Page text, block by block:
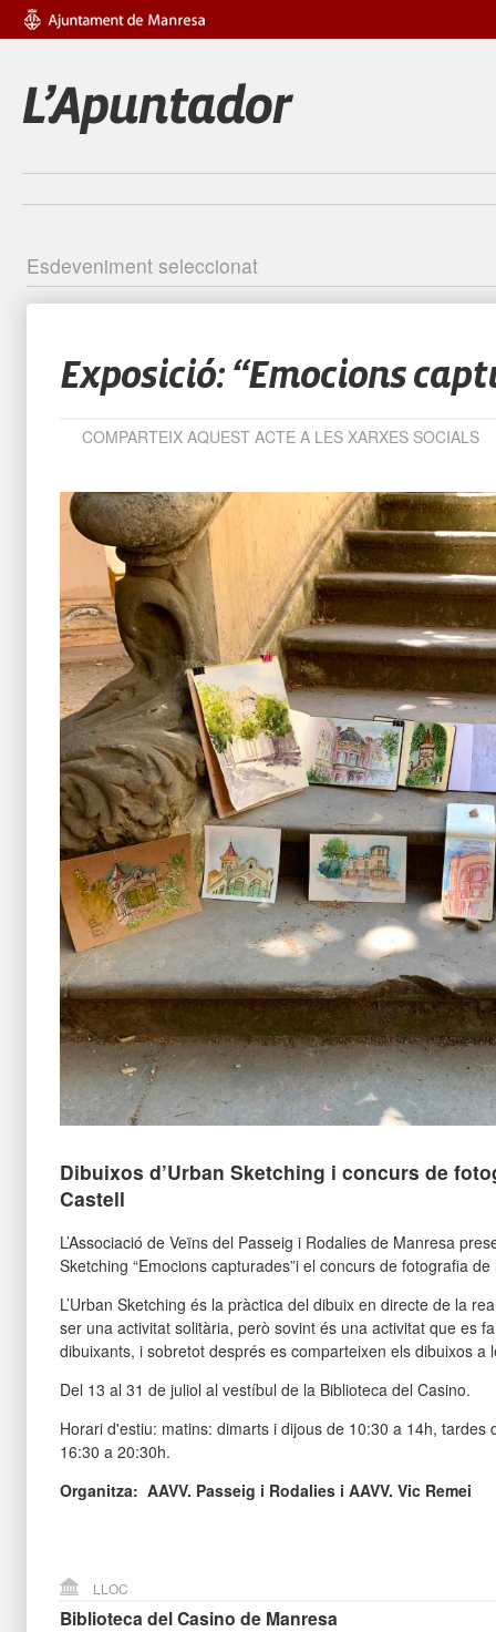
Esdeveniment seleccionat
Exposició: “Emocions
COMPARTEIX AQUEST ACTE A LES XARXES SOCIALS
Dibuixos d’Urban Sketching i concurs de
Castell
L’Associació de Veïns del Passeig i Rodalies de Manresa
Sketching “Emocions capturades”i el concurs de fotografia
L’Urban Sketching és la pràctica del dibuix en directe de la
ser una activitat solitària, però sovint és una activitat que es
dibuixants, i sobretot després es comparteixen els dibuixos a
Del 13 al 31 de juliol al vestíbul de la Biblioteca del Casino.
Horari d'estiu: matins: dimarts i dijous de 10:30 a 14h, tardes
16:30 a 20:30h.
Organitza: AAVV. Passeig i Rodalies i AAVV. Vic Remei
LLOC
Biblioteca del Casino de Manresa